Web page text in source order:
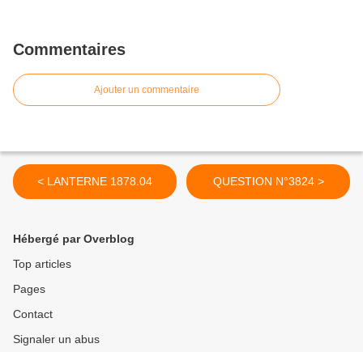
Commentaires
Ajouter un commentaire
< LANTERNE 1878.04 QUESTION N°3824 >
Hébergé par Overblog
Top articles
Pages
Contact
Signaler un abus